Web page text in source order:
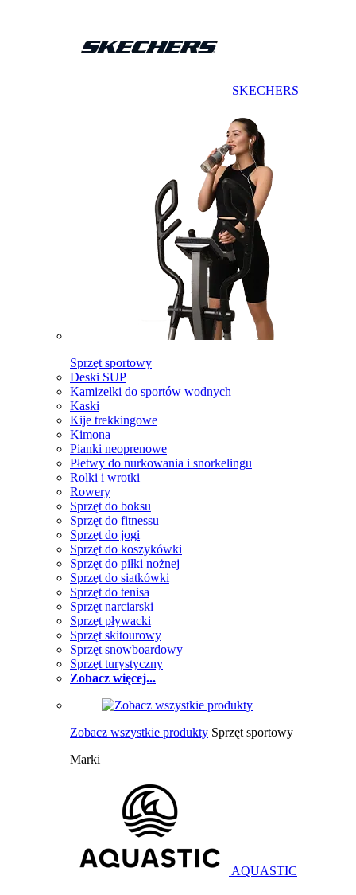
SKECHERS
Sprzęt sportowy
Deski SUP
Kamizelki do sportów wodnych
Kaski
Kije trekkingowe
Kimona
Pianki neoprenowe
Płetwy do nurkowania i snorkelingu
Rolki i wrotki
Rowery
Sprzęt do boksu
Sprzęt do fitnessu
Sprzęt do jogi
Sprzęt do koszykówki
Sprzęt do piłki nożnej
Sprzęt do siatkówki
Sprzęt do tenisa
Sprzęt narciarski
Sprzęt pływacki
Sprzęt skitourowy
Sprzęt snowboardowy
Sprzęt turystyczny
Zobacz więcej...
Zobacz wszystkie produkty Sprzęt sportowy
Marki
AQUASTIC